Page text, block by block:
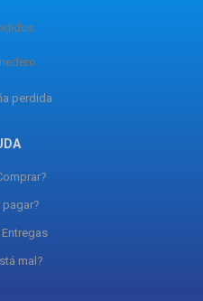
perdida
pagar?
mal?